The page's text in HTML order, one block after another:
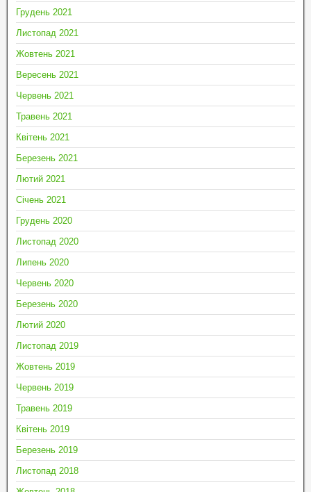
Грудень 2021
Листопад 2021
Жовтень 2021
Вересень 2021
Червень 2021
Травень 2021
Квітень 2021
Березень 2021
Лютий 2021
Січень 2021
Грудень 2020
Листопад 2020
Липень 2020
Червень 2020
Березень 2020
Лютий 2020
Листопад 2019
Жовтень 2019
Червень 2019
Травень 2019
Квітень 2019
Березень 2019
Листопад 2018